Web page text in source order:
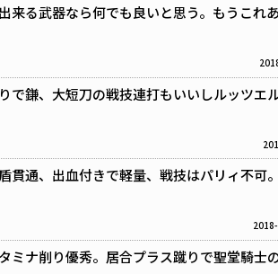
来る武器なら何でも良いと思う。もうこれ
で鎌、大短刀の戦技連打もいいしルッツエ
貫通、出血付きで軽量、戦技はパリィ不可
ミナ削り優秀。居合プラス蹴りで聖堂騎士